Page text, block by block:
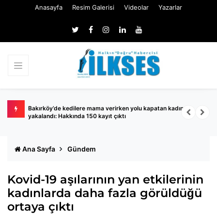
Anasayfa Resim Galerisi Videolar Yazarlar
Bakırköy’de kedilere mama verirken yolu kapatan kadın
yakalandı: Hakkında 150 kayıt çıktı
Ana Sayfa Gündem
Kovid-19 aşılarının yan etkilerinin
kadınlarda daha fazla görüldüğü
ortaya çıktı